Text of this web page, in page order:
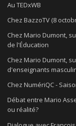
Au TEDxWB
Chez BazzoTV (8
Chez Mario Dumont,
de l'Éducation
Chez Mario Dumont,
d'enseignants
Chez NumériQC -
Débat entre Mario
ou réalité?